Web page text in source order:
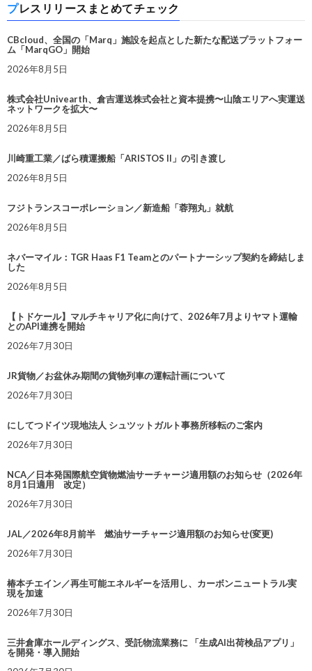
プレスリリースまとめてチェック
CBcloud、全国の「Marq」施設を起点とした新たな配送プラットフォー
ム「MarqGO」開始
2026年8月5日
株式会社Univearth、倉吉運送株式会社と資本提携〜山陰エリアへ実運送
ネットワークを拡大〜
2026年8月5日
川崎重工業／ばら積運搬船「ARISTOS II」の引き渡し
2026年8月5日
フジトランスコーポレーション／新造船「蓉翔丸」就航
2026年8月5日
ネバーマイル：TGR Haas F1 Teamとのパートナーシップ契約を締結しま
した
2026年8月5日
【トドケール】マルチキャリア化に向けて、2026年7月よりヤマト運輸
とのAPI連携を開始
2026年7月30日
JR貨物／お盆休み期間の貨物列車の運転計画について
2026年7月30日
にしてつドイツ現地法人 シュツットガルト事務所移転のご案内
2026年7月30日
NCA／日本発国際航空貨物燃油サーチャージ適用額のお知らせ（2026年
8月1日適用 改定）
2026年7月30日
JAL／2026年8月前半 燃油サーチャージ適用額のお知らせ(変更)
2026年7月30日
椿本チエイン／再生可能エネルギーを活用し、カーボンニュートラル実
現を加速
2026年7月30日
三井倉庫ホールディングス、受託物流業務に 「生成AI出荷検品アプリ」
を開発・導入開始